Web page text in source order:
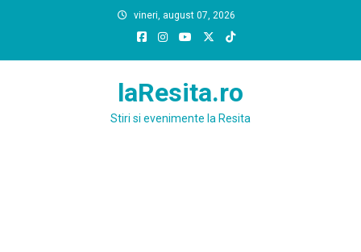
vineri, august 07, 2026
laResita.ro
Stiri si evenimente la Resita